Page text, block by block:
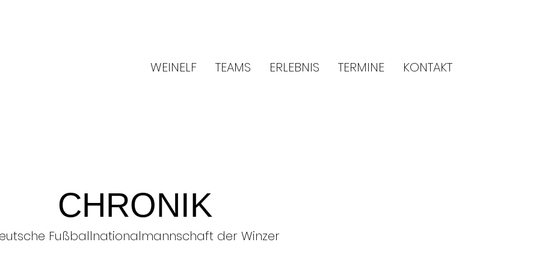
WEINELF TEAMS ERLEBNIS TERMINE KONTAKT
CHRONIK
Fußballnationalmannschaft der Winzer